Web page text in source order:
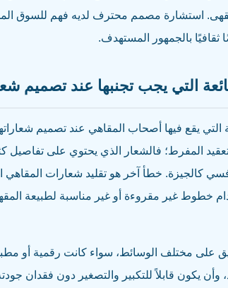
استشارة مصمم محترف لديه فهم للسوق
بالجمهور المستهدف.
التي يجب تجنبها عند تصميم
يقع فيها أصحاب المقاهي عند تصميم
المفرط؛ فالشعار الذي يحتوي على
كالجيزة. خطأ آخر هو تقليد شعارات
خطوط غير مقروءة أو غير مناسبة لطبيعة
على مختلف الوسائط، سواء كانت رقمية أو
وأن يكون قابلاً للتكبير والتصغير دون فقدان